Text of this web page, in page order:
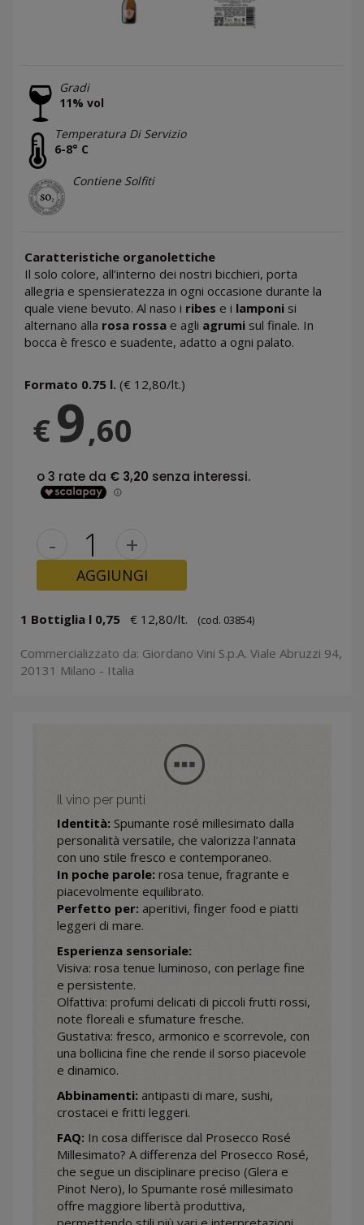
Gradi
11% vol
Temperatura Di Servizio
6-8° C
Contiene Solfiti
Caratteristiche organolettiche
Il solo colore, all’interno dei nostri bicchieri, porta
allegria e spensieratezza in ogni occasione durante la
quale viene bevuto. Al naso i ribes e i lamponi si
alternano alla rosa rossa e agli agrumi sul finale. In
bocca è fresco e suadente, adatto a ogni palato.
Formato 0.75 l. (€ 12,80/lt.)
€9,60
- +
AGGIUNGI
1 Bottiglia l 0,75 € 12,80/lt. (cod. 03854)
Commercializzato da: Giordano Vini S.p.A. Viale Abruzzi 94,
20131 Milano - Italia
Il vino per punti
Identità: Spumante rosé millesimato dalla
personalità versatile, che valorizza l’annata
con uno stile fresco e contemporaneo.
In poche parole: rosa tenue, fragrante e
piacevolmente equilibrato.
Perfetto per: aperitivi, finger food e piatti
leggeri di mare.
Esperienza sensoriale:
Visiva: rosa tenue luminoso, con perlage fine
e persistente.
Olfattiva: profumi delicati di piccoli frutti rossi,
note floreali e sfumature fresche.
Gustativa: fresco, armonico e scorrevole, con
una bollicina fine che rende il sorso piacevole
e dinamico.
Abbinamenti: antipasti di mare, sushi,
crostacei e fritti leggeri.
FAQ: In cosa differisce dal Prosecco Rosé
Millesimato? A differenza del Prosecco Rosé,
che segue un disciplinare preciso (Glera e
Pinot Nero), lo Spumante rosé millesimato
offre maggiore libertà produttiva,